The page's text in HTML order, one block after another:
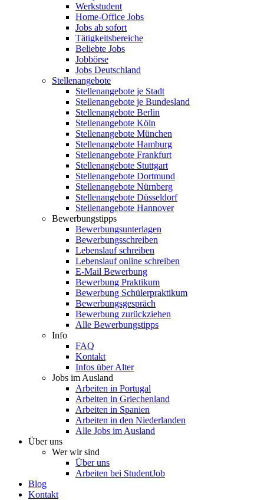
Werkstudent
Home-Office Jobs
Jobs ab sofort
Tätigkeitsbereiche
Beliebte Jobs
Jobbörse
Jobs Deutschland
Stellenangebote
Stellenangebote je Stadt
Stellenangebote je Bundesland
Stellenangebote Berlin
Stellenangebote Köln
Stellenangebote München
Stellenangebote Hamburg
Stellenangebote Frankfurt
Stellenangebote Stuttgart
Stellenangebote Dortmund
Stellenangebote Nürnberg
Stellenangebote Düsseldorf
Stellenangebote Hannover
Bewerbungstipps
Bewerbungsunterlagen
Bewerbungsschreiben
Lebenslauf schreiben
Lebenslauf online schreiben
E-Mail Bewerbung
Bewerbung Praktikum
Bewerbung Schülerpraktikum
Bewerbungsgespräch
Bewerbung zurückziehen
Alle Bewerbungstipps
Info
FAQ
Kontakt
Infos über Alter
Jobs im Ausland
Arbeiten in Portugal
Arbeiten in Griechenland
Arbeiten in Spanien
Arbeiten in den Niederlanden
Alle Jobs im Ausland
Über uns
Wer wir sind
Über uns
Arbeiten bei StudentJob
Blog
Kontakt